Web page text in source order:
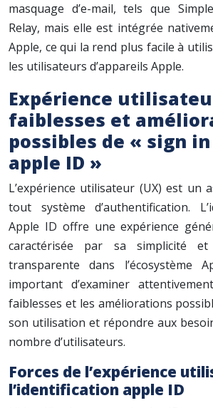
masquage d’e-mail, tels que
Relay, mais elle est intégrée
Apple, ce qui la rend plus facile à
les utilisateurs d’appareils Apple.
Expérience
faiblesses et
possibles de « sign
apple ID »
L’expérience utilisateur (UX) est un
tout système d’authentification.
Apple ID offre une expérience
caractérisée par sa simplicité
transparente dans l’écosystème
important d’examiner
faiblesses et les améliorations
son utilisation et répondre aux
nombre d’utilisateurs.
Forces de l’expérience
l’identification apple ID